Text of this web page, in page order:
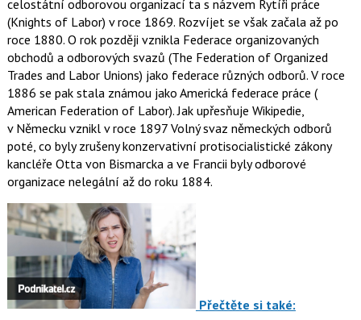
celostátní odborovou organizací ta s názvem Rytíři práce
(Knights of Labor) v roce 1869. Rozvíjet se však začala až po
roce 1880. O rok později vznikla Federace organizovaných
obchodů a odborových svazů (The Federation of Organized
Trades and Labor Unions) jako federace různých odborů. V roce
1886 se pak stala známou jako Americká federace práce (
American Federation of Labor). Jak upřesňuje Wikipedie,
v Německu vznikl v roce 1897 Volný svaz německých odborů
poté, co byly zrušeny konzervativní protisocialistické zákony
kancléře Otta von Bismarcka a ve Francii byly odborové
organizace nelegální až do roku 1884.
Přečtěte si také: